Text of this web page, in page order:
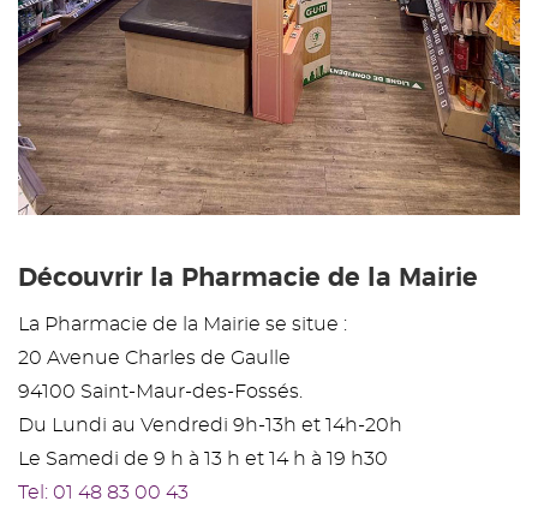
Découvrir la Pharmacie de la Mairie
La Pharmacie de la Mairie se situe :
20 Avenue Charles de Gaulle
94100 Saint-Maur-des-Fossés.
Du Lundi au Vendredi 9h-13h et 14h-20h
Le Samedi de 9 h à 13 h et 14 h à 19 h30
Tel: 01 48 83 00 43